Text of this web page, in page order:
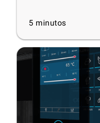
5 minutos